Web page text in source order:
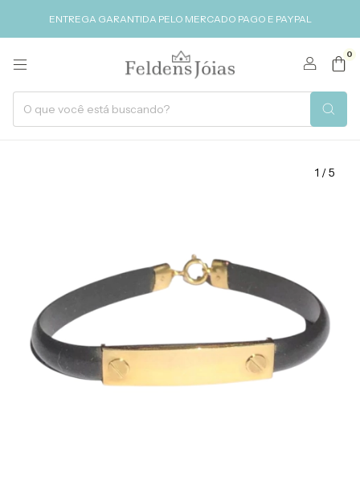
ENTREGA GARANTIDA PELO MERCADO PAGO E PAYPAL
0
1 /5